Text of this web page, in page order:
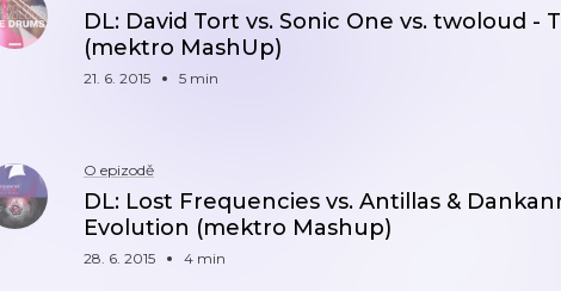
DL: David Tort vs. Sonic One vs. twoloud -
(mektro MashUp)
21. 6. 2015 5 min
O epizodě
DL: Lost Frequencies vs. Antillas &
Evolution (mektro Mashup)
28. 6. 2015 4 min